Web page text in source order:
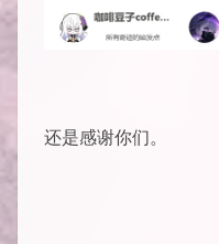
还是感谢你们。